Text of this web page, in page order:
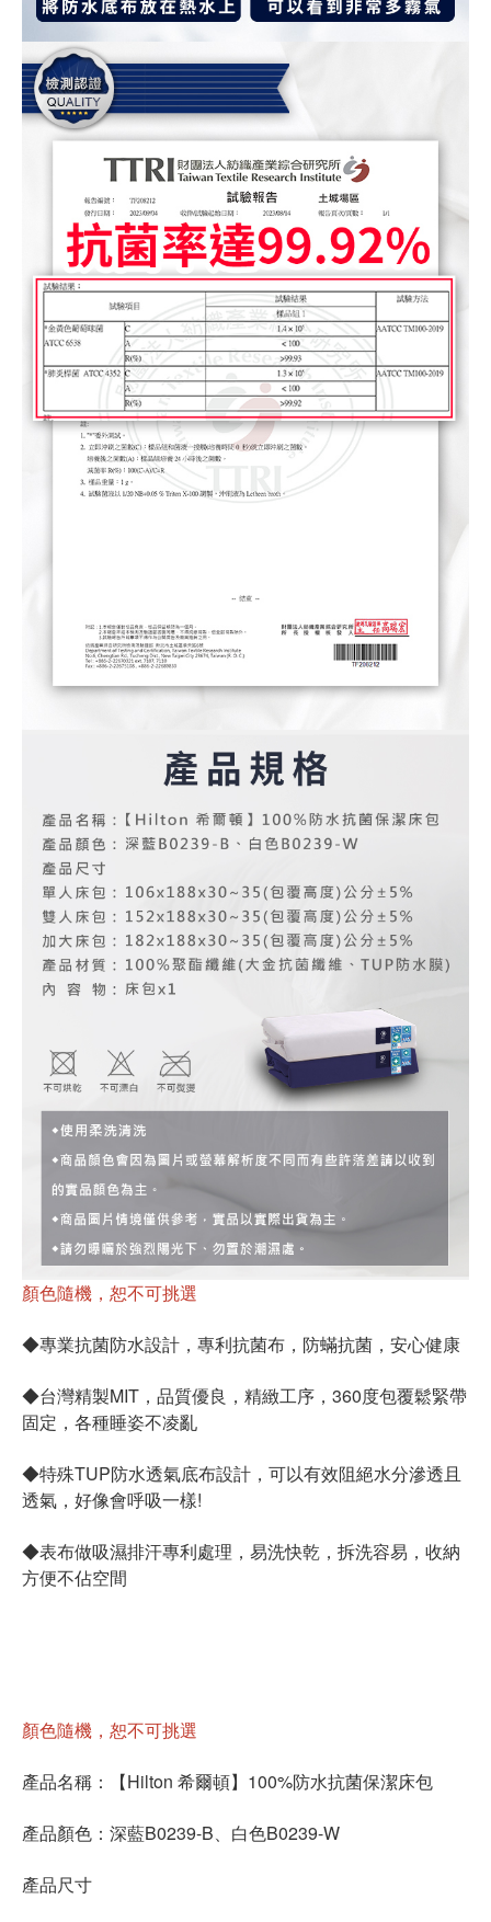
顏色隨機，恕不可挑選
◆專業抗菌防水設計，專利抗菌布，防蟎抗菌，安心健康
◆台灣精製MIT，品質優良，精緻工序，360度包覆鬆緊帶
固定，各種睡姿不凌亂
◆特殊TUP防水透氣底布設計，可以有效阻絕水分滲透且
透氣，好像會呼吸一樣!
◆表布做吸濕排汗專利處理，易洗快乾，拆洗容易，收納
方便不佔空間
顏色隨機，恕不可挑選
產品名稱：【Hilton 希爾頓】100%防水抗菌保潔床包
產品顏色：深藍B0239-B、白色B0239-W
產品尺寸